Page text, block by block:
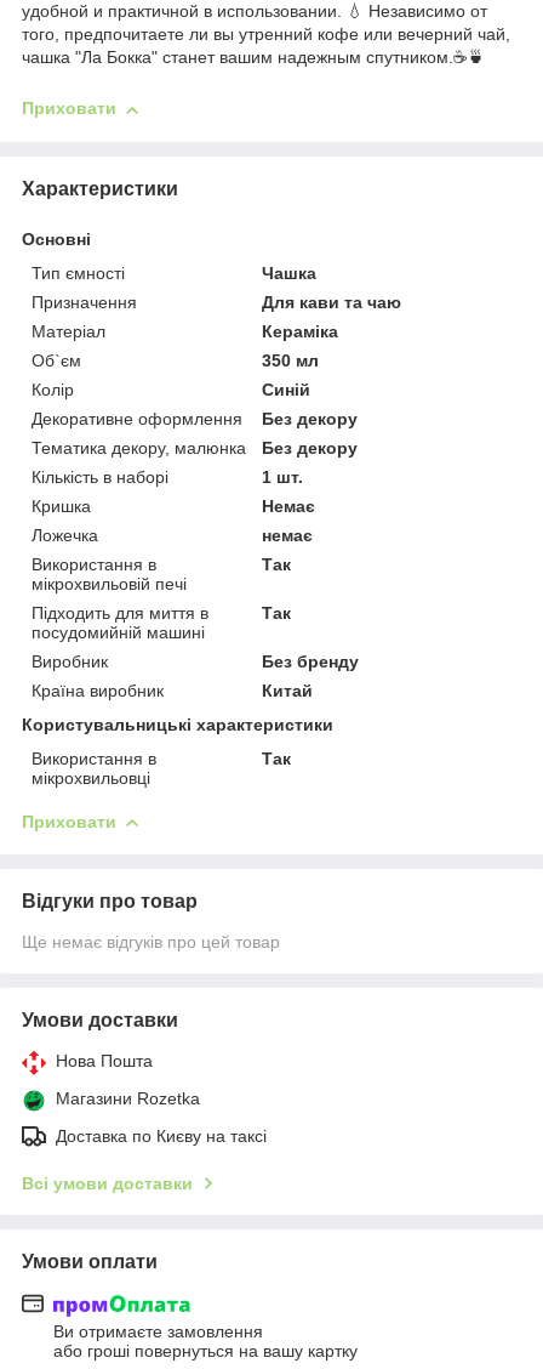
удобной и практичной в использовании. 💧 Независимо от
того, предпочитаете ли вы утренний кофе или вечерний чай,
чашка "Ла Бокка" станет вашим надежным спутником.☕🍵
Приховати
Характеристики
Основні
Тип ємності
Чашка
Призначення
Для кави та чаю
Матеріал
Кераміка
Об`єм
350 мл
Колір
Синій
Декоративне оформлення
Без декору
Тематика декору, малюнка
Без декору
Кількість в наборі
1 шт.
Кришка
Немає
Ложечка
немає
Використання в
мікрохвильовій печі
Так
Підходить для миття в
посудомийній машині
Так
Виробник
Без бренду
Країна виробник
Китай
Користувальницькі характеристики
Використання в
мікрохвильовці
Так
Приховати
Відгуки про товар
Ще немає відгуків про цей товар
Умови доставки
Нова Пошта
Магазини Rozetka
Доставка по Києву на таксі
Всі умови доставки
Умови оплати
Ви отримаєте замовлення
або гроші повернуться на вашу картку